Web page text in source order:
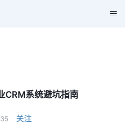
CRM系统避坑指南
关注